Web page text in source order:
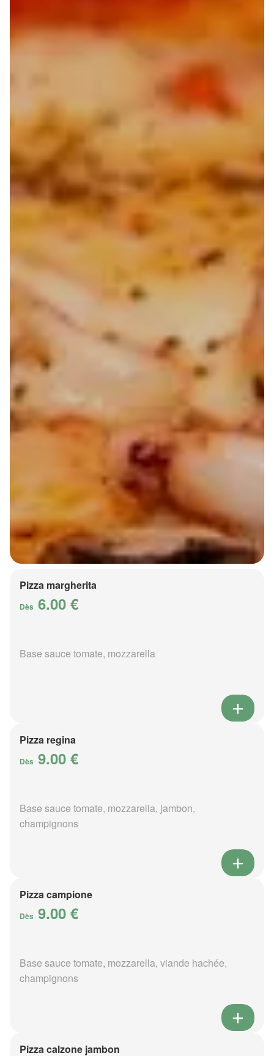
Pizza margherita
Dès 6.00 €
Base sauce tomate, mozzarella
Pizza regina
Dès 9.00 €
Base sauce tomate, mozzarella, jambon,
champignons
Pizza campione
Dès 9.00 €
Base sauce tomate, mozzarella, viande hachée,
champignons
Pizza calzone jambon